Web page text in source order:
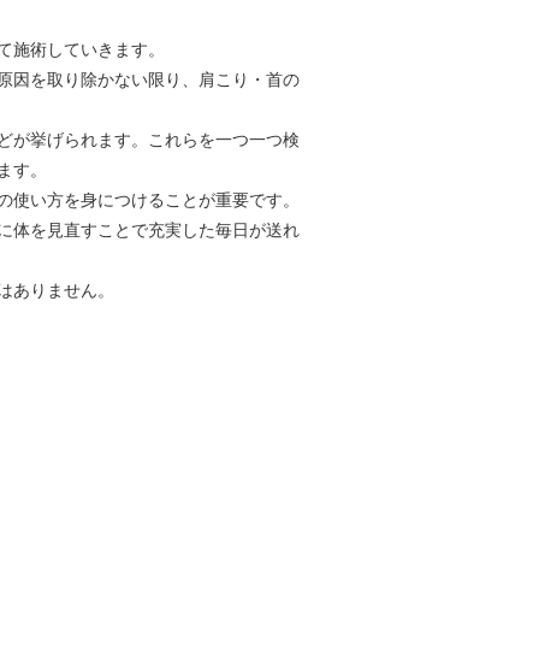
施術していきます。
因を取り除かない限り、肩こり・首の
が挙げられます。これらを一つ一つ検
す。
い方を身につけることが重要です。
体を見直すことで充実した毎日が送れ
りません。